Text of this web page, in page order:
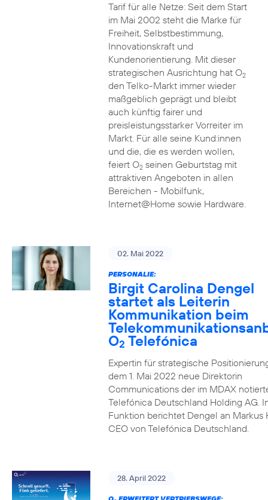
Tarif für alle Netze: Seit dem Start
im Mai 2002 steht die Marke für
Freiheit, Selbstbestimmung,
Innovationskraft und
Kundenorientierung. Mit dieser
strategischen Ausrichtung hat O2
den Telko-Markt immer wieder
maßgeblich geprägt und bleibt
auch künftig fairer und
preisleistungsstarker Vorreiter im
Markt. Für alle seine Kund:innen
und die, die es werden wollen,
feiert O2seinen Geburtstag mit
attraktiven Angeboten in allen
Bereichen - Mobilfunk,
Internet@Home sowie Hardware.
02. Mai 2022
PERSONALIE:
Birgit Carolina Dengel
startet als Leiterin
Kommunikation beim
O2 Telefónica
Expertin für strategische
dem 1. Mai 2022 neue Direktorin
Communications der im MDAX
Telefónica Deutschland Holding AG.
Funktion berichtet Dengel an Markus
CEO von Telefónica Deutschland.
28. April 2022